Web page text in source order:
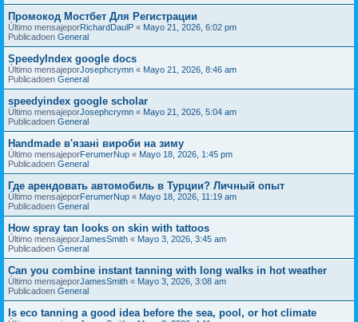
Промокод Мостбет Для Регистрации
Último mensajeporRichardDaulP « Mayo 21, 2026, 6:02 pm
Publicadoen General
SpeedyIndex google docs
Último mensajeporJosephcrymn « Mayo 21, 2026, 8:46 am
Publicadoen General
speedyindex google scholar
Último mensajeporJosephcrymn « Mayo 21, 2026, 5:04 am
Publicadoen General
Handmade в'язані вироби на зиму
Último mensajeporFerumerNup « Mayo 18, 2026, 1:45 pm
Publicadoen General
Где арендовать автомобиль в Турции? Личный опыт
Último mensajeporFerumerNup « Mayo 18, 2026, 11:19 am
Publicadoen General
How spray tan looks on skin with tattoos
Último mensajeporJamesSmith « Mayo 3, 2026, 3:45 am
Publicadoen General
Can you combine instant tanning with long walks in hot weather
Último mensajeporJamesSmith « Mayo 3, 2026, 3:08 am
Publicadoen General
Is eco tanning a good idea before the sea, pool, or hot climate